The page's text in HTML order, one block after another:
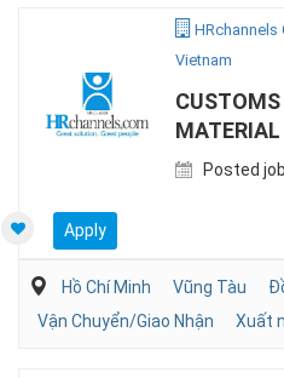
HRchannels
Vietnam
Posted
Apply
Hồ Chí Minh Vũng Tàu
Vận Chuyển/Giao Nhận
Xuất